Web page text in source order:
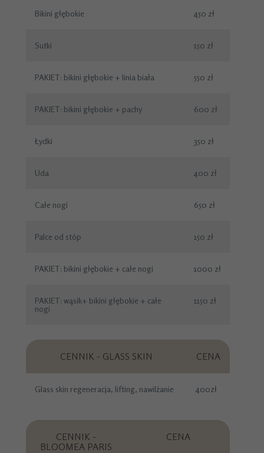
Bikini głębokie 450 zł
Sutki 150 zł
PAKIET: bikini głębokie + linia biała 550 zł
PAKIET: bikini głębokie + pachy 600 zł
Łydki 350 zł
Uda 400 zł
Całe nogi 650 zł
Palce od stóp 150 zł
PAKIET: bikini głębokie + całe nogi 1000 zł
PAKIET: wąsik+ bikini głębokie + całe
nogi
1150 zł
CENNIK - GLASS SKIN CENA
Glass skin regeneracja, lifting, nawilżanie 400zł
CENNIK -
BLOOMEA PARIS
CENA